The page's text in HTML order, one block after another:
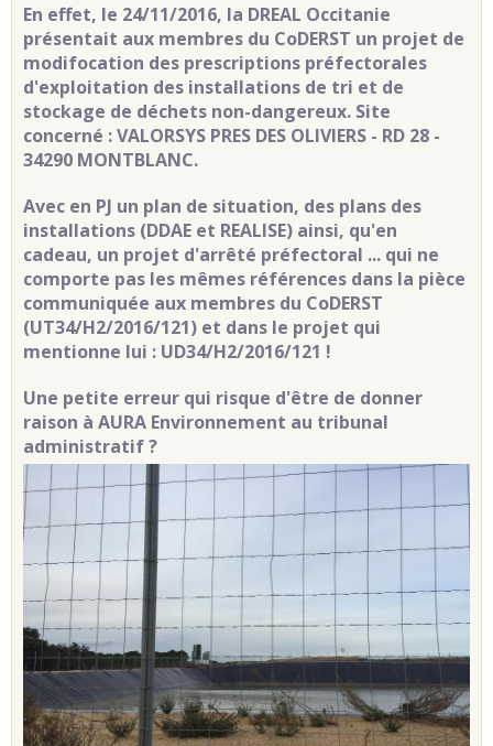
En effet, le 24/11/2016, la DREAL Occitanie
présentait aux membres du CoDERST un projet de
modifocation des prescriptions préfectorales
d'exploitation des installations de tri et de
stockage de déchets non-dangereux. Site
concerné : VALORSYS PRES DES OLIVIERS - RD 28 -
34290 MONTBLANC.
Avec en PJ un plan de situation, des plans des
installations (DDAE et REALISE) ainsi, qu'en
cadeau, un projet d'arrêté préfectoral ... qui ne
comporte pas les mêmes références dans la pièce
communiquée aux membres du CoDERST
(UT34/H2/2016/121) et dans le projet qui
mentionne lui : UD34/H2/2016/121 !
Une petite erreur qui risque d'être de donner
raison à AURA Environnement au tribunal
administratif ?